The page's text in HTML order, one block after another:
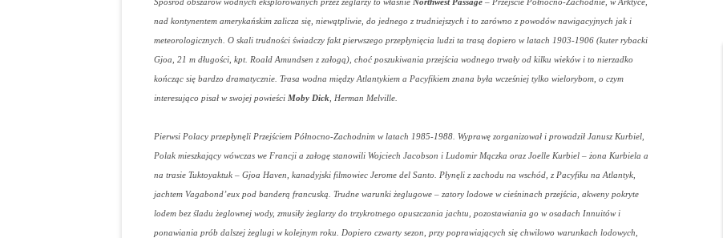
Spośród obszarów wodnych eksplorowanych przez żeglarzy to właśnie Northwest Passage – Przejście Północno-Zachodnie, w Arktyce,
nad kontynentem amerykańskim zalicza się, niewątpliwie, do jednego z trudniejszych i to zarówno z powodów nawigacyjnych jak i
meteorologicznych. O skali trudności świadczy fakt pierwszego przepłynięcia ludzi ta trasą dopiero w latach 1903-1906 (kuter rybacki
Gjoa, 21 m długości, kpt. Roald Amundsen z załogą), choć poszukiwania przejścia wodnego trwały od kilku wieków i to nierzadko
kończąc się bardzo dramatycznie. Trasa wodna między Atlantykiem a Pacyfikiem znana była wcześniej tylko wielorybom, o czym
interesująco pisał w swojej powieści Moby Dick , Herman Melville.
Pierwsi Polacy przepłynęli Przejściem Północno-Zachodnim w latach 1985-1988. Wyprawę zorganizował i prowadził Janusz Kurbiel,
Polak mieszkający wówczas we Francji a załogę stanowili Wojciech Jacobson i Ludomir Mączka oraz Joelle Kurbiel – żona Kurbiela a
na trasie Tuktoyaktuk – Gjoa Haven, kanadyjski filmowiec Jerome del Santo. Płynęli z zachodu na wschód, z Pacyfiku na Atlantyk,
jachtem Vagabond’eux pod banderą francuską. Trudne warunki żeglugowe – zatory lodowe w cieśninach przejścia, akweny pokryte
lodem bez śladu żeglownej wody, zmusiły żeglarzy do trzykrotnego opuszczania jachtu, pozostawiania go w osadach Innuitów i
ponawiania prób dalszej żeglugi w kolejnym roku. Dopiero czwarty sezon, przy poprawiających się chwilowo warunkach lodowych,